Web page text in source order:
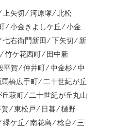
上矢切 ⁄ 河原塚 ⁄ 北松
⁄ 小金きよしケ丘 ⁄ 小金
七右衛門新田 ⁄ 下矢切 ⁄ 新
竹ケ花西町 ⁄ 田中新
賀 ⁄ 仲井町 ⁄ 中金杉 ⁄ 中
馬橋広手町 ⁄ 二十世紀が丘
萩町 ⁄ 二十世紀が丘丸山
⁄ 東松戸 ⁄ 日暮 ⁄ 樋野
ケ丘 ⁄ 南花島 ⁄ 稔台 ⁄ 三